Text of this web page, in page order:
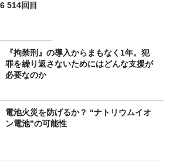
514回目
『拘禁刑』の導入からまもなく1年。犯
罪を繰り返さないためにはどんな支援が
必要なのか
電池火災を防げるか？ “ナトリウムイオ
ン電池”の可能性